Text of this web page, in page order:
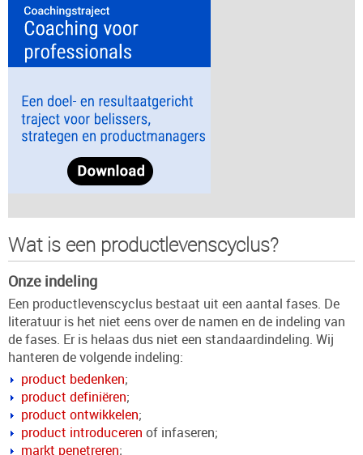
Wat is een productlevenscyclus?
Onze indeling
Een productlevenscyclus bestaat uit een aantal fases. De
literatuur is het niet eens over de namen en de indeling van
de fases. Er is helaas dus niet een standaardindeling. Wij
hanteren de volgende indeling:
product bedenken;
product definiëren;
product ontwikkelen;
product introduceren of infaseren;
markt penetreren;